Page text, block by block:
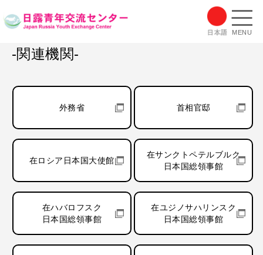
MENU
-関連機関-
外務省 首相官邸
在ロシア日本国大使館
在サンクトペテルブルク
日本国総領事館
在ハバロフスク
日本国総領事館
在ユジノサハリンスク
日本国総領事館